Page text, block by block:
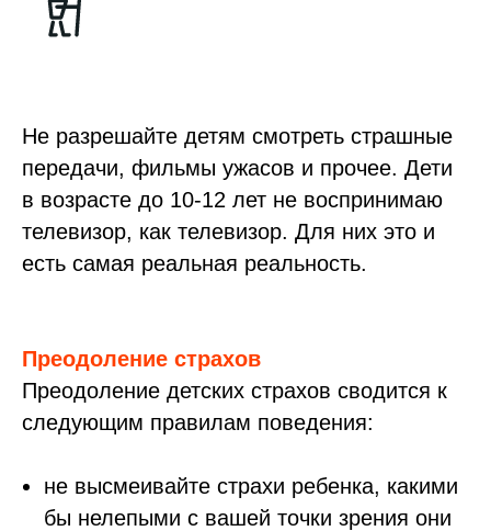
Не разрешайте детям смотреть страшные
передачи, фильмы ужасов и прочее. Дети
в возрасте до 10-12 лет не воспринимаю
телевизор, как телевизор. Для них это и
есть самая реальная реальность.
Преодоление страхов
Преодоление детских страхов сводится к
следующим правилам поведения:
не высмеивайте страхи ребенка, какими
бы нелепыми с вашей точки зрения они